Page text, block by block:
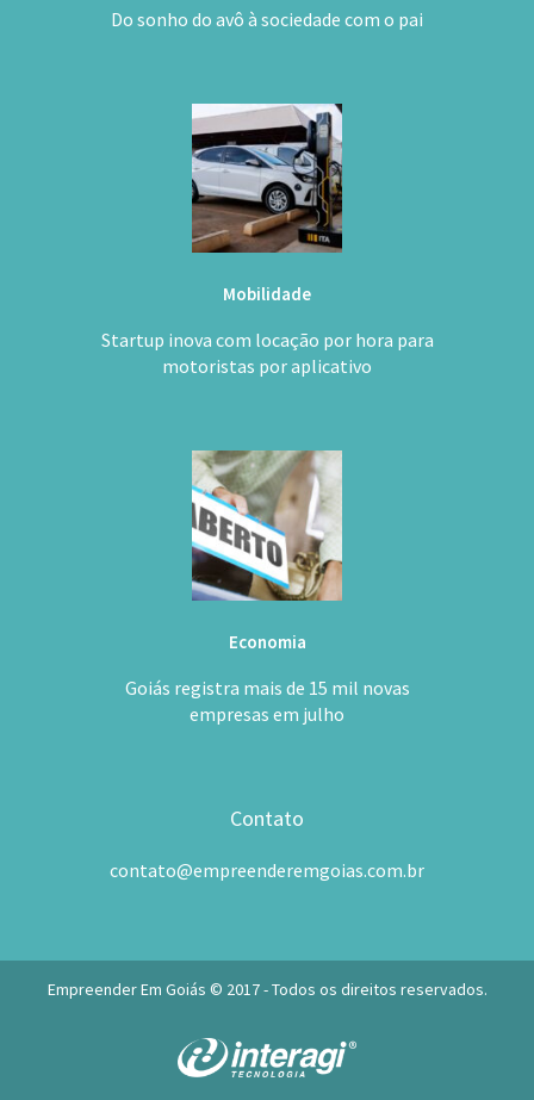
Do sonho do avô à sociedade com o pai
Mobilidade
Startup inova com locação por hora para
motoristas por aplicativo
Economia
Goiás registra mais de 15 mil novas
empresas em julho
Contato
contato@empreenderemgoias.com.br
Empreender Em Goiás © 2017 - Todos os direitos reservados.